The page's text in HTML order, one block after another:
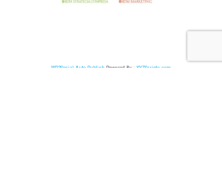
WP2Social Auto Publish Powered By : XYZScripts.com